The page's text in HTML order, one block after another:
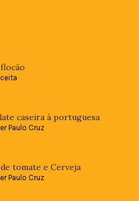
caseira à portuguesa
Paulo Cruz
tomate e Cerveja
Paulo Cruz